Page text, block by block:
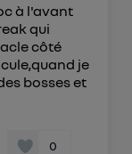
à l'avant
qui
côté
je
bosses et
0